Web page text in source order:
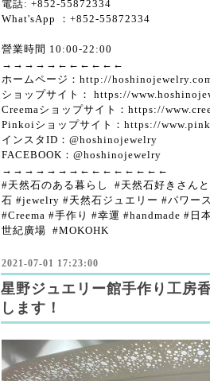
電話: +852-55872334
What'sApp ：+852-55872334
營業時間 10:00-22:00
→→→→→←←←←←←
ホームページ：http://
ショップサイト： https://
Creemaショップサイト：https://
Pinkoiショップサイト：https://
インスタID：@hoshinojewelry
FACEBOOK：@hoshinojewelry
→→→→→→→←←←←←←←←
#天然石のある暮らし #天然石好きさん
石 #jewelry #天然石ジュエリー #パワー
#Creema #手作り #幸運 #handmade #
世紀廣場 #MOKOHK
2021-07-01 17:23:00
星野ジュエリー館手作り工房
します！